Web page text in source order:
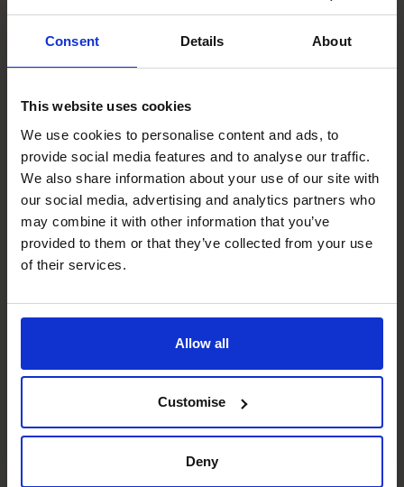
Consent Details About
This website uses cookies
We use cookies to personalise content and ads, to
provide social media features and to analyse our traffic.
We also share information about your use of our site with
our social media, advertising and analytics partners who
may combine it with other information that you’ve
provided to them or that they’ve collected from your use
of their services.
Allow all
Customise
Deny
exactes et à jour auprès de l’Agence du revenu du
Canada (ARC).
Conclusion
Quand vous laissez un CFO à temps partiel vous soulager
n’êtes plus déconcentré par les activités liées à la
conformité qui exigent beaucoup de temps, vous êtes
libre de vous concentrer sur les activités fondamentales
de votre entreprise.
Soyez assuré que votre CFO à temps partiel vous offre le
soutien d’un expert dans la gestion des fonctions de
afin que votre conformité soit gérée de façon rentable.
d’esprit en vous laissant vous concentrer sur le
développement de votre entreprise.
Protégez votre entreprise maintenant!
À moins que vous n’ayez un programme de conformité à